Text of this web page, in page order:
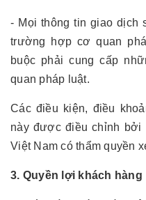
- Mọi thông tin giao dịch
trường hợp cơ quan
buộc phải cung cấp
quan pháp luật.
Các điều kiện, điều
này được điều chỉnh bởi
Việt Nam có thẩm quyền
3. Quyền lợi khách hàng